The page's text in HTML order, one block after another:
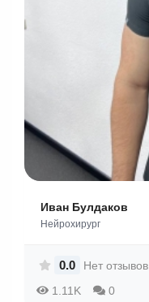
Иван Булдаков
Нейрохирург
1.11K 0
0.0 Нет отзывов